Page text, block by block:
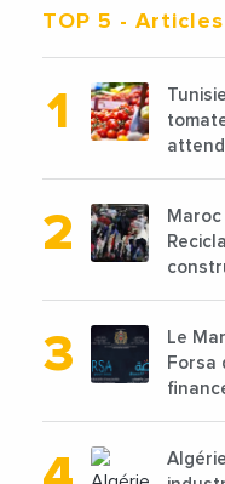
TOP 5 -
Le
Forsa